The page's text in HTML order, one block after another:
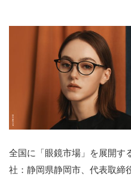
全国に「眼鏡市場」を展開す
社：静岡県静岡市、代表取締